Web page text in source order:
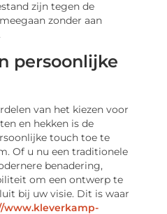
zijn tegen de
zonder aan
persoonlijke
van het kiezen voor
en hekken is de
touch toe te
Of u nu een traditionele
benadering,
om een ontwerp te
bij uw visie. Dit is waar
www.kleverkamp-